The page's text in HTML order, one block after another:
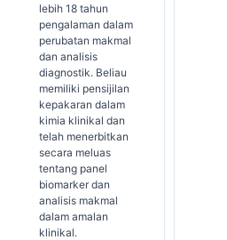
lebih 18 tahun
pengalaman dalam
perubatan makmal
dan analisis
diagnostik. Beliau
memiliki pensijilan
kepakaran dalam
kimia klinikal dan
telah menerbitkan
secara meluas
tentang panel
biomarker dan
analisis makmal
dalam amalan
klinikal.